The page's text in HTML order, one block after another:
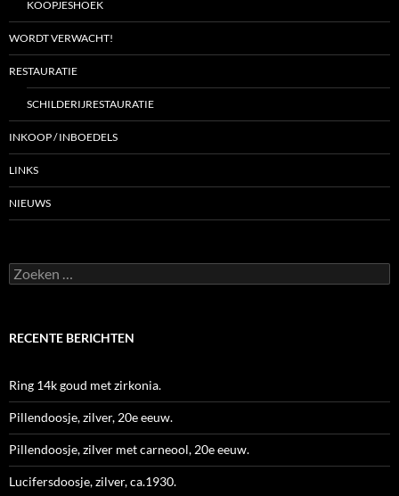
KOOPJESHOEK
WORDT VERWACHT!
RESTAURATIE
SCHILDERIJRESTAURATIE
INKOOP / INBOEDELS
LINKS
NIEUWS
Zoeken
naar:
RECENTE BERICHTEN
Ring 14k goud met zirkonia.
Pillendoosje, zilver, 20e eeuw.
Pillendoosje, zilver met carneool, 20e eeuw.
Lucifersdoosje, zilver, ca.1930.